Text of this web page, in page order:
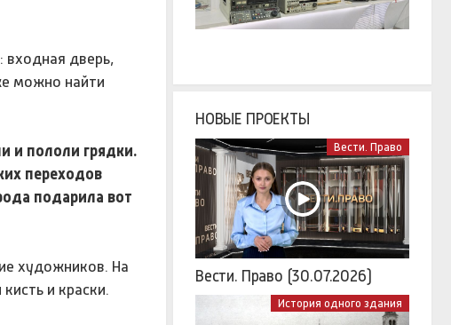
входная дверь,
можно найти
и пололи грядки.
переходов
подарила вот
художников. На
и краски.
НОВЫЕ ПРОЕКТЫ
Вести. Право
Вести. Право (30.07.2026)
История одного здания